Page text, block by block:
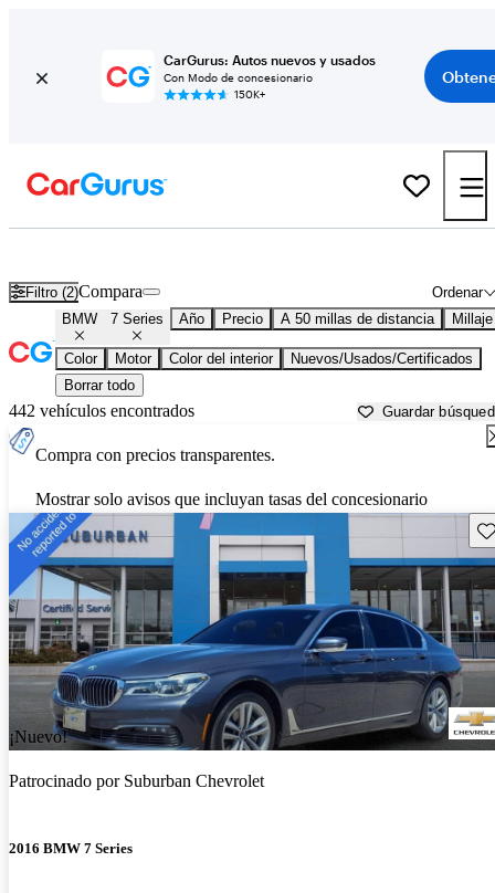
CarGurus: Autos nuevos y usados
Con Modo de concesionario
150K+
Filtro (2) Ordenar
Compara
BMW 7 Series Año Precio A 50 millas de distancia Millaje
Color Motor Color del interior
Nuevos/Usados/Certificados
Borrar todo
442 vehículos encontrados Guardar
Compra con precios transparentes.
Mostrar solo avisos que incluyan tasas del concesionario
¡Nuevo!
Patrocinado por Suburban Chevrolet
2016 BMW 7 Series